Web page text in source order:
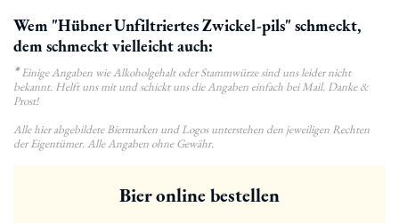
Wem "Hübner Unfiltriertes Zwickel-pils" schmeckt,
dem schmeckt vielleicht auch:
*Einige Angaben wie Alkoholgehalt oder Stammwürze sind uns leider nicht
bekannt. Helft uns mit und schickt uns die Angaben einfach bei Mail. Danke &
Prost!
Alle hier abgebildete Biermarken und Logos unterstehen den jeweiligen Rechten
der Eigentümer. Alle Angaben ohne Gewähr.
Bier online bestellen